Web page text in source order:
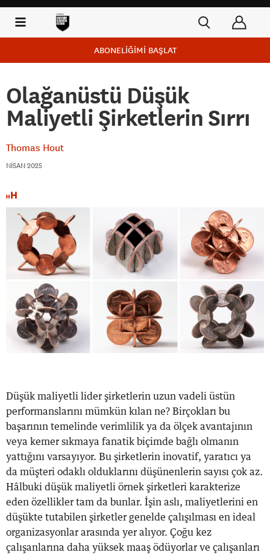
ABONELİĞİMİ BAŞLAT
Olağanüstü Düşük
Maliyetli Şirketlerin Sırrı
Thomas Hout
NISAN 2025
Düşük maliyetli lider şirketlerin uzun vadeli üstün
performanslarını mümkün kılan ne? Birçokları bu
başarının temelinde verimlilik ya da ölçek avantajının
veya kemer sıkmaya fanatik biçimde bağlı olmanın
yattığını varsayıyor. Bu şirketlerin inovatif, yaratıcı ya
da müşteri odaklı olduklarını düşünenlerin sayısı çok az.
Hâlbuki düşük maliyetli örnek şirketleri karakterize
eden özellikler tam da bunlar. İşin aslı, maliyetlerini en
düşükte tutabilen şirketler genelde çalışılması en ideal
organizasyonlar arasında yer alıyor. Çoğu kez
çalışanlarına daha yüksek maaş ödüyorlar ve çalışanları